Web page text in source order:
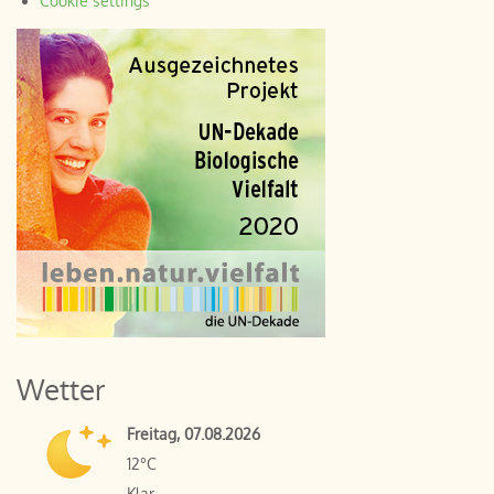
Wetter
Freitag, 07.08.2026
12°C